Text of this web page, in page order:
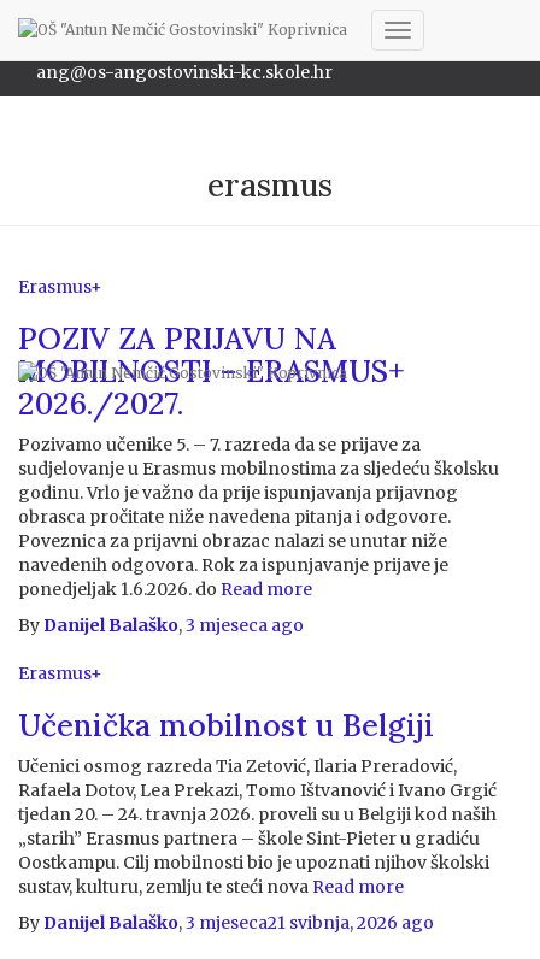
048/622-172
ang@os-angostovinski-kc.skole.hr
Toggle
erasmus
Erasmus+
POZIV ZA PRIJAVU NA
MOBILNOSTI – ERASMUS+
2026./2027.
Pozivamo učenike 5. – 7. razreda da se prijave za
sudjelovanje u Erasmus mobilnostima za sljedeću školsku
godinu. Vrlo je važno da prije ispunjavanja prijavnog
obrasca pročitate niže navedena pitanja i odgovore.
Poveznica za prijavni obrazac nalazi se unutar niže
navedenih odgovora. Rok za ispunjavanje prijave je
ponedjeljak 1.6.2026. do Read more
By Danijel Balaško,3 mjeseca ago
Erasmus+
Učenička mobilnost u Belgiji
Učenici osmog razreda Tia Zetović, Ilaria Preradović,
Rafaela Dotov, Lea Prekazi, Tomo Ištvanović i Ivano Grgić
tjedan 20. – 24. travnja 2026. proveli su u Belgiji kod naših
„starih” Erasmus partnera – škole Sint-Pieter u gradiću
Oostkampu. Cilj mobilnosti bio je upoznati njihov školski
sustav, kulturu, zemlju te steći nova Read more
By Danijel Balaško,3 mjeseca21 svibnja, 2026 ago